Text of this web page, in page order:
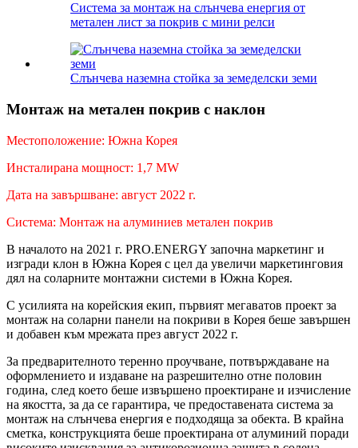
Система за монтаж на слънчева енергия от
метален лист за покрив с мини релси
Слънчева наземна стойка за земеделски земи
Монтаж на метален покрив с наклон
Местоположение: Южна Корея
Инсталирана мощност: 1,7 MW
Дата на завършване: август 2022 г.
Система: Монтаж на алуминиев метален покрив
В началото на 2021 г. PRO.ENERGY започна маркетинг и
изгради клон в Южна Корея с цел да увеличи маркетинговия
дял на соларните монтажни системи в Южна Корея.
С усилията на корейския екип, първият мегаватов проект за
монтаж на соларни панели на покриви в Корея беше завършен
и добавен към мрежата през август 2022 г.
За предварителното теренно проучване, потвърждаване на
оформлението и издаване на разрешително отне половин
година, след което беше извършено проектиране и изчисление
на якостта, за да се гарантира, че предоставената система за
монтаж на слънчева енергия е подходяща за обекта. В крайна
сметка, конструкцията беше проектирана от алуминий поради